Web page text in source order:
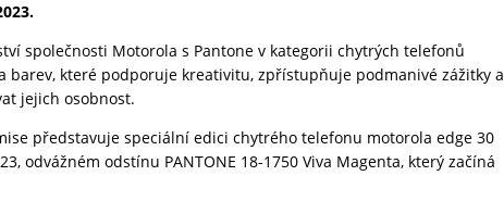
společnosti Motorola s Pantone v kategorii chytrých telefonů
barev, které podporuje kreativitu, zpřístupňuje podmanivé zážitky a
jejich osobnost.
představuje speciální edici chytrého telefonu motorola edge 30
odvážném odstínu PANTONE 18-1750 Viva Magenta, který začíná